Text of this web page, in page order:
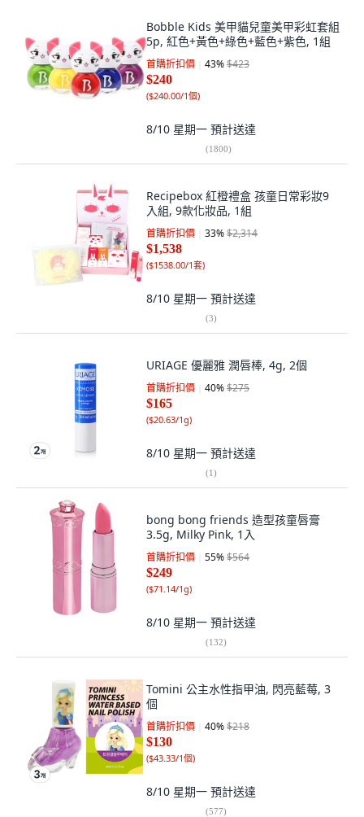
Bobble Kids 美甲貓兒童美甲彩虹套組
5p, 紅色+黃色+綠色+藍色+紫色, 1組
首購折扣價 43%$423
$240
($240.00/1個)
8/10 星期一 預計送達
(1800)
Recipebox 紅橙禮盒 孩童日常彩妝9
入組, 9款化妝品, 1組
首購折扣價 33%$2,314
$1,538
($1538.00/1套)
8/10 星期一 預計送達
(3)
URIAGE 優麗雅 潤唇棒, 4g, 2個
首購折扣價 40%$275
$165
($20.63/1g)
8/10 星期一 預計送達
(1)
bong bong friends 造型孩童唇膏
3.5g, Milky Pink, 1入
首購折扣價 55%$564
$249
($71.14/1g)
8/10 星期一 預計送達
(132)
Tomini 公主水性指甲油, 閃亮藍莓, 3
個
首購折扣價 40%$218
$130
($43.33/1個)
8/10 星期一 預計送達
(577)